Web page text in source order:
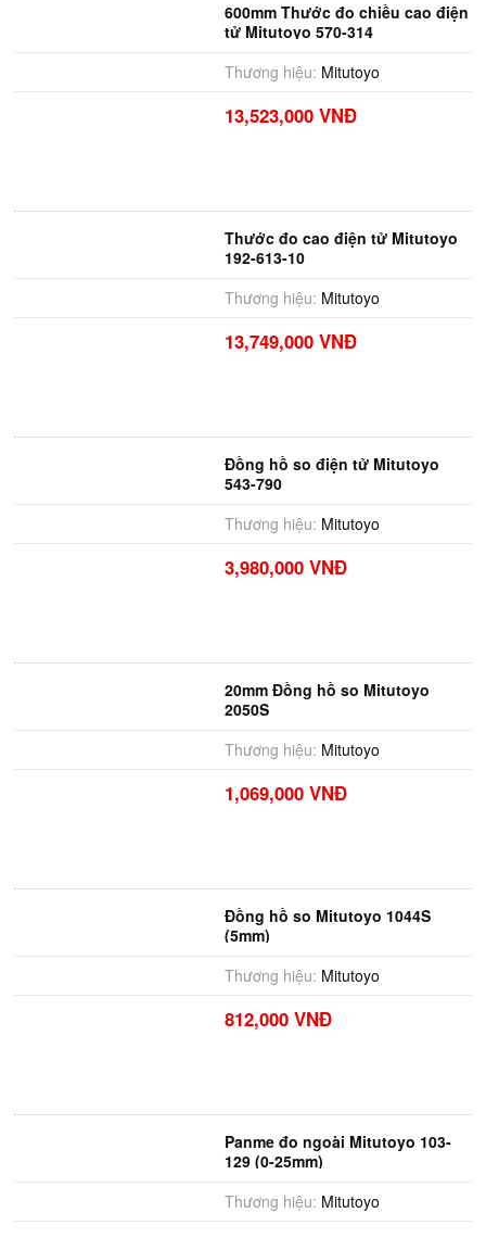
600mm Thước đo chiều cao điện
tử Mitutoyo 570-314
Thương hiệu: Mitutoyo
13,523,000 VNĐ
Thước đo cao điện tử Mitutoyo
192-613-10
Thương hiệu: Mitutoyo
13,749,000 VNĐ
Đồng hồ so điện tử Mitutoyo
543-790
Thương hiệu: Mitutoyo
3,980,000 VNĐ
20mm Đồng hồ so Mitutoyo
2050S
Thương hiệu: Mitutoyo
1,069,000 VNĐ
Đồng hồ so Mitutoyo 1044S
(5mm)
Thương hiệu: Mitutoyo
812,000 VNĐ
Panme đo ngoài Mitutoyo 103-
129 (0-25mm)
Thương hiệu: Mitutoyo